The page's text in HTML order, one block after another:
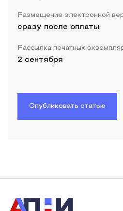
Размещение электронной
сразу после оплаты
Рассылка печатных
2 сентября
Опубликовать статью